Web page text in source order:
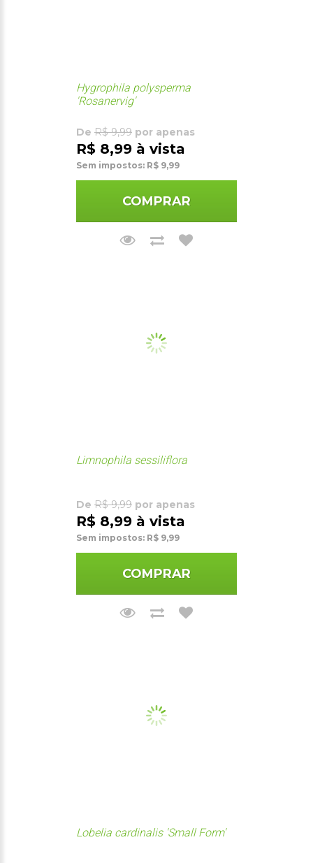
Hygrophila polysperma
'Rosanervig'
De R$ 9,99 por apenas
R$ 8,99 à vista
Sem impostos: R$ 9,99
COMPRAR
Limnophila sessiliflora
De R$ 9,99 por apenas
R$ 8,99 à vista
Sem impostos: R$ 9,99
COMPRAR
Lobelia cardinalis 'Small Form'